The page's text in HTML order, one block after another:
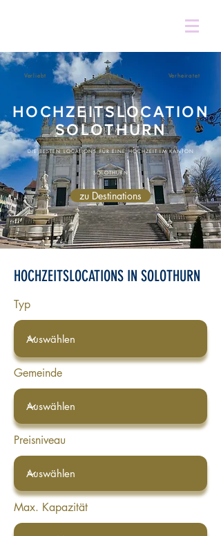
Verliebt Verlobt Verheiratet
HOCHZEITSLOCATION
SOLOTHURN
DIE BESTEN LOCATIONS FÜR EINE HOCHZEIT IM KANTON
SOLOTHURN
zu Destinations
HOCHZEITSLOCATIONS IN SOLOTHURN
Typ
Gemeinde
Preisniveau
Max. Kapazität